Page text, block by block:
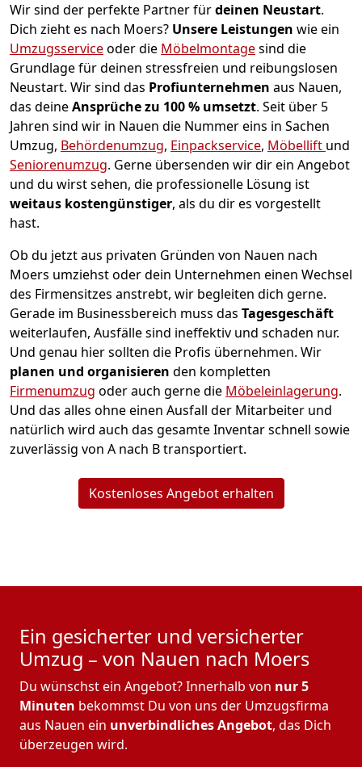
Wir sind der perfekte Partner fürdeinen Neustart.
Dich zieht es nach Moers? Unsere Leistungen wie ein
Umzugsserviceoder die Möbelmontagesind die
Grundlage für deinen stressfreien und reibungslosen
Neustart. Wir sind das Profiunternehmen aus Nauen,
das deineAnsprüche zu 100 % umsetzt. Seit über 5
Jahren sind wir in Nauen die Nummer eins in Sachen
Umzug, Behördenumzug, Einpackservice, Möbellift und
Seniorenumzug. Gerne übersenden wir dir ein Angebot
und du wirst sehen, die professionelle Lösung ist
weitaus kostengünstiger, als du dir es vorgestellt
hast.
Ob du jetzt aus privaten Gründen von Nauen nach
Moers umziehst oder dein Unternehmen einen Wechsel
des Firmensitzes anstrebt, wir begleiten dich gerne.
Gerade im Businessbereich muss das Tagesgeschäft
weiterlaufen, Ausfälle sind ineffektiv und schaden nur.
Und genau hier sollten die Profis übernehmen. Wir
planen und organisieren den kompletten
Firmenumzug oder auch gerne die Möbeleinlagerung.
Und das alles ohne einen Ausfall der Mitarbeiter und
natürlich wird auch das gesamte Inventar schnell sowie
zuverlässig von A nach B transportiert.
Kostenloses Angebot erhalten
Ein gesicherter und versicherter
Umzug – von Nauen nach Moers
Du wünschst ein Angebot? Innerhalb von nur 5
Minuten bekommst Du von uns der Umzugsfirma
aus Nauen ein unverbindliches Angebot, das Dich
überzeugen wird.